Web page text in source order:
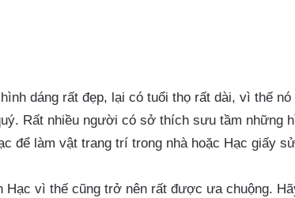
dáng rất đẹp, lại có tuổi thọ rất dài, vì thế
Rất nhiều người có sở thích sưu tầm những
để làm vật trang trí trong nhà hoặc Hạc giấy
Hạc vì thế cũng trở nên rất được ưa chuộng.